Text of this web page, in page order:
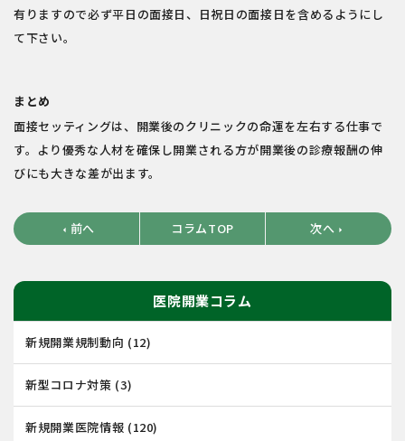
有りますので必ず平日の面接日、日祝日の面接日を含めるようにし
て下さい。
まとめ
面接セッティングは、開業後のクリニックの命運を左右する仕事で
す。より優秀な人材を確保し開業される方が開業後の診療報酬の伸
びにも大きな差が出ます。
arrow_left 前へ コラムTOP 次へ arrow_right
医院開業コラム
新規開業規制動向 (12)
新型コロナ対策 (3)
新規開業医院情報 (120)